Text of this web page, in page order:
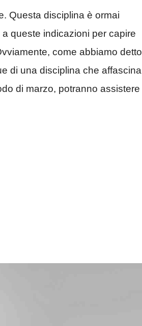
Questa disciplina è ormai
queste indicazioni per capire
come abbiamo detto
di una disciplina che affascina
di marzo, potranno assistere